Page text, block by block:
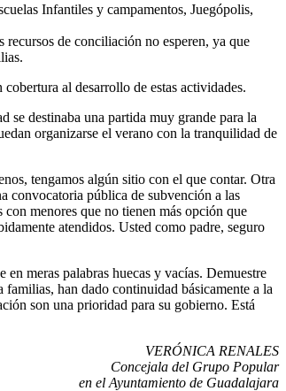
Infantiles y campamentos, Juegópolis,
de conciliación no esperen, ya que
al desarrollo de estas actividades.
se destinaba una partida muy grande para la
organizarse el verano con la tranquilidad de
tengamos algún sitio con el que contar. Otra
convocatoria pública de subvención a las
menores que no tienen más opción que
atendidos. Usted como padre, seguro
meras palabras huecas y vacías. Demuestre
han dado continuidad básicamente a la
son una prioridad para su gobierno. Está
VERÓNICA RENALES
Concejala del Grupo Popular
en el Ayuntamiento de Guadalajara